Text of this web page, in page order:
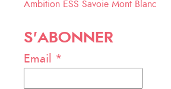
Ambition ESS Savoie Mont Blanc
S'ABONNER
Email *